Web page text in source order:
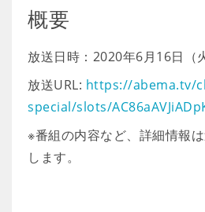
概要
放送日時：2020年6月16日（
放送URL: https://abema.tv/
special/slots/
※番組の内容など、詳細情報
します。